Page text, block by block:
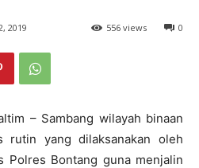
2019 0
556 views
– Sambang wilayah binaan
rutin yang dilaksanakan oleh
Polres Bontang guna menjalin